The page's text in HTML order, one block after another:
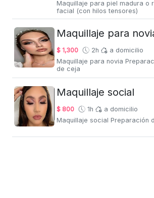
Maquillaje para piel madura o
facial (con hilos tensores)
Maquillaje para
$ 1,300 2h
a domicilio
Maquillaje para novia
de ceja
Maquillaje social
$ 800 1h
a domicilio
Maquillaje social Preparación